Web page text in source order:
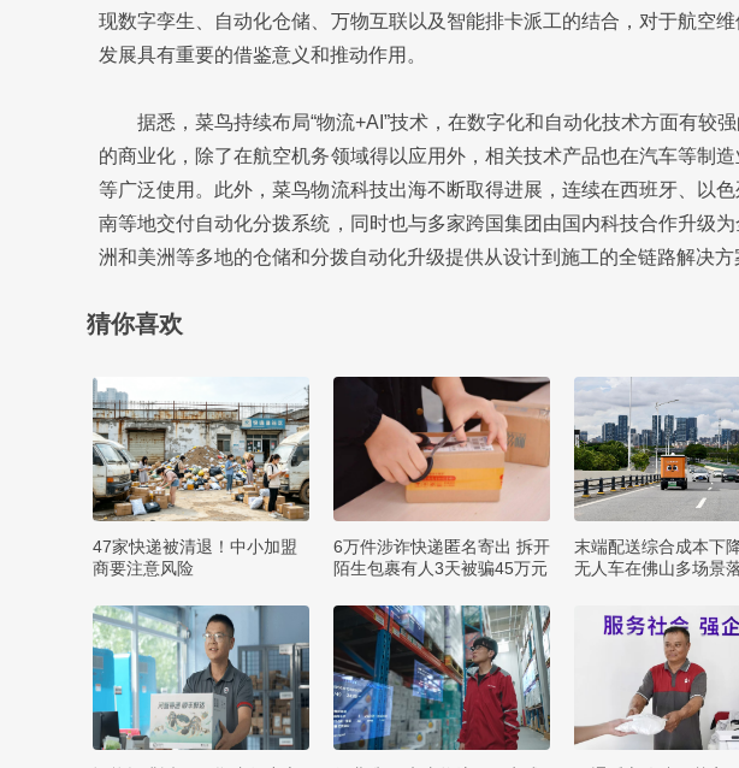
现数字孪生、自动化仓储、万物互联以及智能排卡派工的结合，对于航空
发展具有重要的借鉴意义和推动作用。
据悉，菜鸟持续布局“物流+AI”技术，在数字化和自动化技术方面有较
的商业化，除了在航空机务领域得以应用外，相关技术产品也在汽车等制
等广泛使用。此外，菜鸟物流科技出海不断取得进展，连续在西班牙、以
南等地交付自动化分拨系统，同时也与多家跨国集团由国内科技合作升级
洲和美洲等多地的仓储和分拨自动化升级提供从设计到施工的全链路解决方
猜你喜欢
47家快递被清退！中小加盟
商要注意风险
6万件涉诈快递匿名寄出 拆开
陌生包裹有人3天被骗45万元
末端配送综合成本下
无人车在佛山多场景落